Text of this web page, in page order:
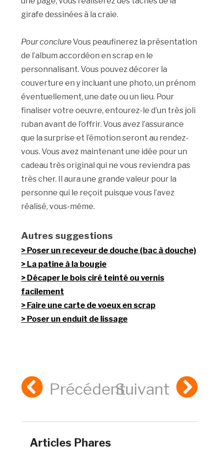
girafe dessinées à la craie.
Pour conclureVous peaufinerez la présentation
de l’album accordéon en scrap en le
personnalisant. Vous pouvez décorer la
couverture en y incluant une photo, un prénom
éventuellement, une date ou un lieu. Pour
finaliser votre oeuvre, entourez-le d’un très joli
ruban avant de l’offrir. Vous avez l’assurance
que la surprise et l’émotion seront au rendez-
vous. Vous avez maintenant une idée pour un
cadeau très original qui ne vous reviendra pas
très cher. Il aura une grande valeur pour la
personne qui le reçoit puisque vous l’avez
réalisé, vous-même.
Autres suggestions
Poser un receveur de douche (bac à douche)
La patine à la bougie
Décaper le bois ciré teinté ou vernis
facilement
Faire une carte de voeux en scrap
Poser un enduit de lissage
PrécédentSuivant
Articles Phares